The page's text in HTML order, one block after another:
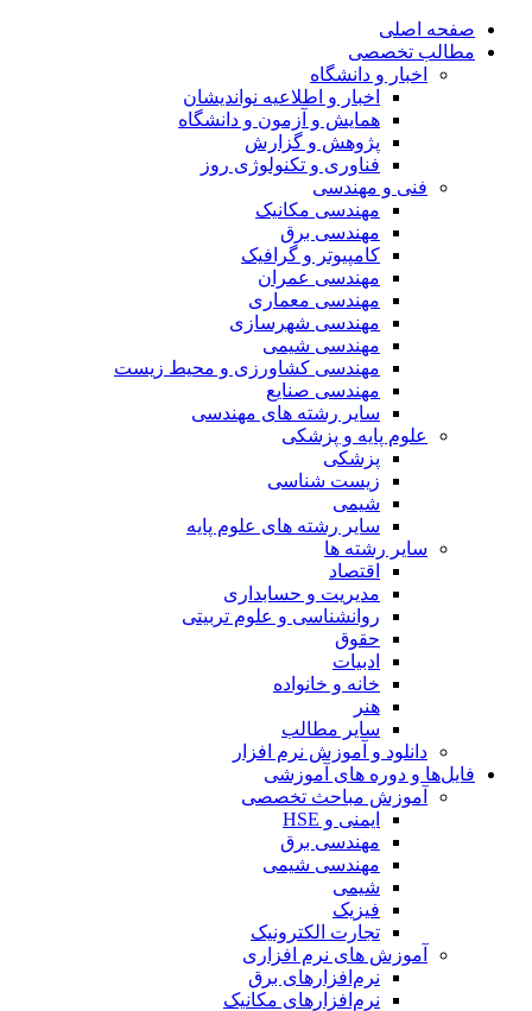
صفحه اصلی
مطالب تخصصی
اخبار و دانشگاه
اخبار و اطلاعیه نواندیشان
همایش و آزمون و دانشگاه
پژوهش و گزارش
فناوری و تکنولوژی روز
فنی و مهندسی
مهندسی مکانیک
مهندسی برق
کامپیوتر و گرافیک
مهندسی عمران
مهندسی معماری
مهندسی شهرسازی
مهندسی شیمی
مهندسی کشاورزی و محیط زیست
مهندسی صنایع
سایر رشته های مهندسی
علوم پایه و پزشکی
پزشکی
زیست شناسی
شیمی
سایر رشته های علوم پایه
سایر رشته ها
اقتصاد
مدیریت و حسابداری
روانشناسی و علوم تربیتی
حقوق
ادبیات
خانه و خانواده
هنر
سایر مطالب
دانلود و آموزش نرم افزار
فایل‌ها و دوره های آموزشی
آموزش مباحث تخصصی
ایمنی و HSE
مهندسی برق
مهندسی شیمی
شیمی
فیزیک
تجارت الکترونیک
آموزش های نرم افزاری
نرم‌افزارهای برق
نرم‌افزارهای مکانیک